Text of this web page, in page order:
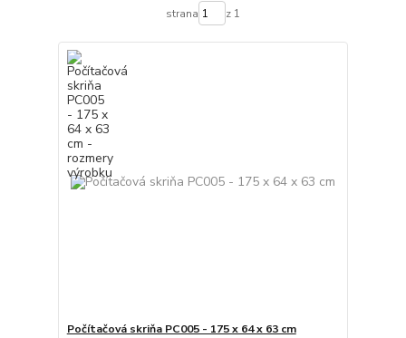
strana z 1
Počítačová skriňa PC005 - 175 x 64 x 63 cm